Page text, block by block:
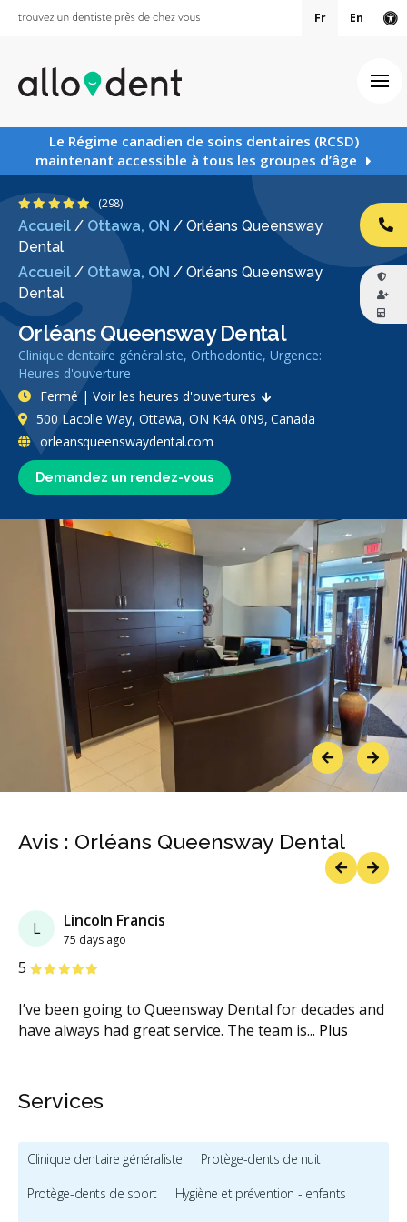
Fr En
Le Régime canadien de soins dentaires (RCSD)
maintenant accessible à tous les groupes d’âge
Accueil / Ottawa, ON / Orléans Queensway
Dental
Accueil / Ottawa, ON / Orléans Queensway
Dental
Orléans Queensway Dental
Clinique dentaire généraliste, Orthodontie, Urgence:
Heures d'ouverture
4.9 étoiles
(298)
Demandez un rendez-vous
Fermé | Voir les heures d'ouvertures
500 Lacolle Way, Ottawa, ON K4A 0N9, Canada
orleansqueenswaydental.com
PreviousNext
Avis : Orléans Queensway Dental
L Lincoln Francis
75 days ago
5 étoiles
I’ve been going to Queensway Dental for decades and
have always had great service. The team is... Plus
étoiles
étoiles
étoiles
étoiles
Services
Clinique dentaire généraliste
Protège-dents de nuit
Protège-dents de sport
Hygiène et prévention - enfants